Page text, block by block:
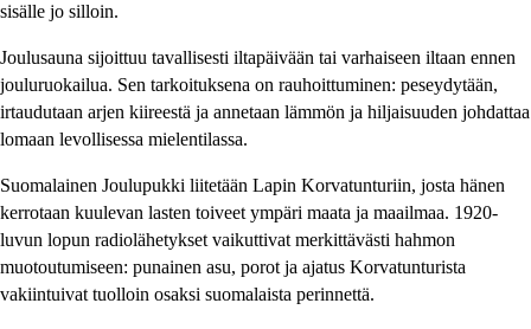
sisälle jo silloin.
Joulusauna sijoittuu tavallisesti iltapäivään tai varhaiseen iltaan ennen
jouluruokailua. Sen tarkoituksena on rauhoittuminen: peseydytään,
irtaudutaan arjen kiireestä ja annetaan lämmön ja hiljaisuuden johdattaa
lomaan levollisessa mielentilassa.
Suomalainen Joulupukki liitetään Lapin Korvatunturiin, josta hänen
kerrotaan kuulevan lasten toiveet ympäri maata ja maailmaa. 1920-
luvun lopun radiolähetykset vaikuttivat merkittävästi hahmon
muotoutumiseen: punainen asu, porot ja ajatus Korvatunturista
vakiintuivat tuolloin osaksi suomalaista perinnettä.